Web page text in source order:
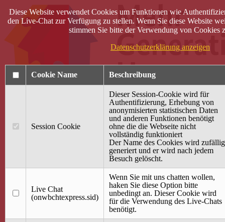
40 Jahre Mütterzentrum
Terminkalender
Gemeinsam aktiv
Gemeinsam unterwegs
wirFAIRändern
Diese Website verwendet Cookies um Funktionen wie
den Live-Chat zur Verfügung zu stellen. Wenn Sie diese Website
stimmen Sie bitte der Verwendung von Cookies
Datenschutzerklärung anzeigen
Cookie Name Beschreibung
Session Cookie
Dieser Session-Cookie wird für
Authentifizierung, Erhebung von
anonymisierten statistischen Daten
und anderen Funktionen benötigt
ohne die die Webseite nicht
vollständig funktioniert
Der Name des Cookies wird zufällig
generiert und er wird nach jedem
Besuch gelöscht.
Live Chat
(onwbchtexpress.sid)
Wenn Sie mit uns chatten wollen,
haken Sie diese Option bitte
unbedingt an. Dieser Cookie wird
für die Verwendung des Live-Chats
benötigt.